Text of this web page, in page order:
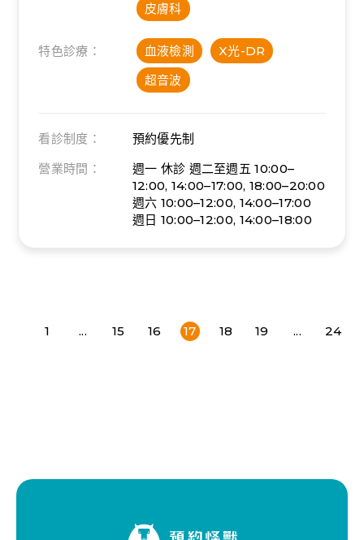
皮膚科
特色診療： 血液檢測
X光-DR
超音波
看診制度：
預約優先制
營業時間：
週一 休診 週二至週五 10:00–
12:00, 14:00–17:00, 18:00–20:00
週六 10:00–12:00, 14:00–17:00
週日 10:00–12:00, 14:00–18:00
1 ... 15 16 17 18 19 ... 24